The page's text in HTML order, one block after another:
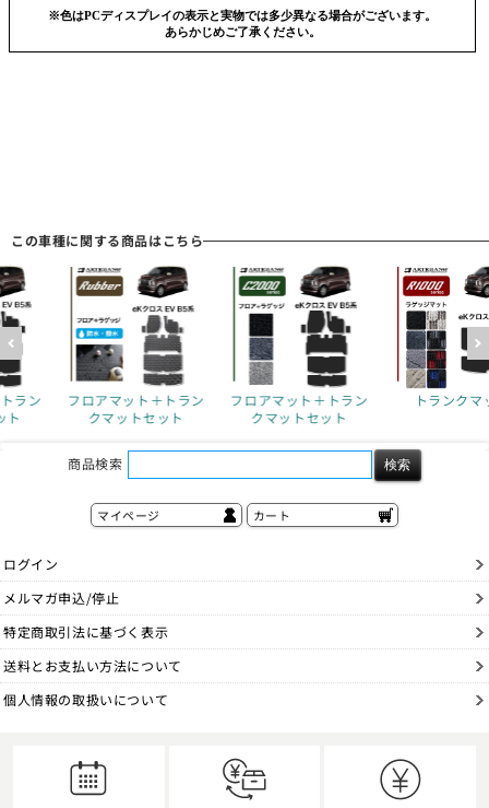
この車種に関する商品はこちら
ラン
ト
フロアマット＋トラン
クマットセット
トランクマット
フロアマット
商品検索
マイページ カート
ログイン
メルマガ申込/停止
特定商取引法に基づく表示
送料とお支払い方法について
個人情報の取扱いについて